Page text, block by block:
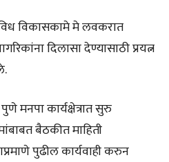
विकासकामे मे लवकरात
दिलासा देण्यासाठी प्रयत्न
मनपा कार्यक्षेत्रात सुरु
बैठकीत माहिती
पुढील कार्यवाही करुन